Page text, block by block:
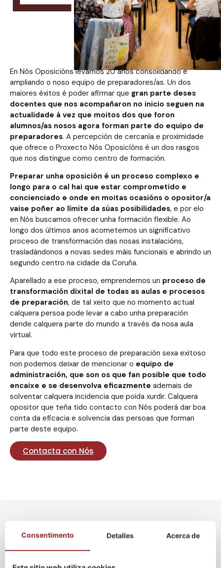
En Nós Oposicións levamos 20 anos consolidando e
ampliando o noso equipo de preparadores/as. Un dos
maiores éxitos é poder afirmar que gran parte deses
docentes que nos acompañaron no inicio seguen na
actualidade á vez que moitos dos que foron
alumnos/as nosos agora forman parte do equipo de
preparadores. A percepción de cercanía e proximidade
que ofrece o Proxecto Nós Oposicíóns é un dos rasgos
que nos distingue como centro de formación.
Preparar unha oposición é un proceso complexo e
longo para o cal hai que estar comprometido e
concienciado e onde en moitas ocasións o opositor/a
vaise poñer ao límite da súas posibilidades, e por elo
en Nós buscamos ofrecer unha formación flexible. Ao
longo dos últimos anos acometemos un significativo
proceso de transformación das nosas instalacións,
trasladándonos a novas sedes máis funcionais e abrindo un
segundo centro na cidade da Coruña.
Aparellado a ese proceso, emprendemos un proceso de
transformación dixital de todas as aulas e procesos
de preparación, de tal xeito que no momento actual
calquera persoa pode levar a cabo unha preparación
dende calquera parte do mundo a través da nosa aula
virtual.
Para que todo este proceso de preparación sexa exitoso
non podemos deixar de mencionar o equipo de
administración, que son os que fan posible que todo
encaixe e se desenvolva eficazmente ademais de
solventar calquera incidencia que poida xurdir. Calquera
opositor que teña tido contacto con Nós poderá dar boa
conta da eficacia e solvencia das persoas que forman
parte deste equipo.
Contacta con Nós
Por qué confiar en Nós
Oposición?
Consentimento Detalles Acerca de